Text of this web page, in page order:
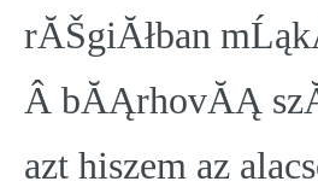
rĂŠgiĂłban
Â bĂĄrhovĂĄ
azt hiszem az